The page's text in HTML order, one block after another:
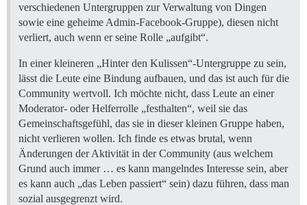
verschiedenen Untergruppen zur Verwaltung von Dingen
sowie eine geheime Admin-Facebook-Gruppe), diesen nicht
verliert, auch wenn er seine Rolle „aufgibt“.
In einer kleineren „Hinter den Kulissen“-Untergruppe zu sein,
lässt die Leute eine Bindung aufbauen, und das ist auch für die
Community wertvoll. Ich möchte nicht, dass Leute an einer
Moderator- oder Helferrolle „festhalten“, weil sie das
Gemeinschaftsgefühl, das sie in dieser kleinen Gruppe haben,
nicht verlieren wollen. Ich finde es etwas brutal, wenn
Änderungen der Aktivität in der Community (aus welchem
Grund auch immer … es kann mangelndes Interesse sein, aber
es kann auch „das Leben passiert“ sein) dazu führen, dass man
sozial ausgegrenzt wird.